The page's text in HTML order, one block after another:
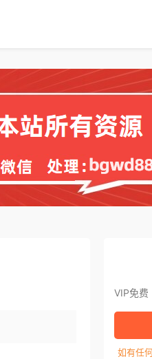
VIP免费
如有任